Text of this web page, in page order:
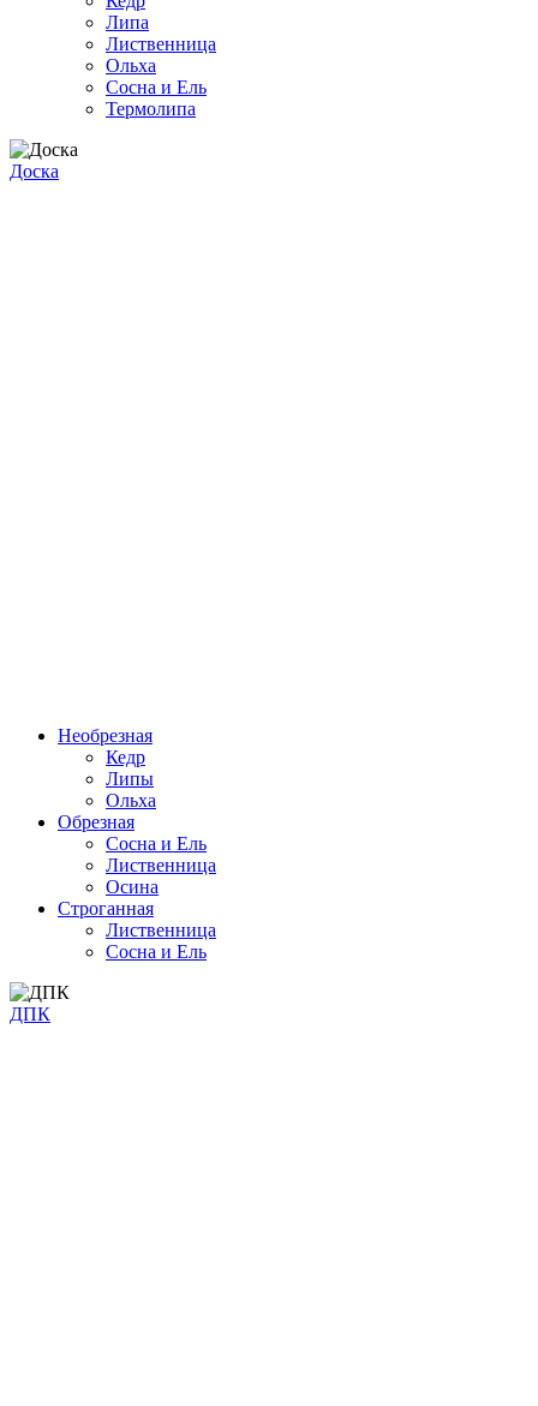
Липа
Лиственница
Ольха
Сосна и Ель
Термолипа
Доска
Необрезная
Кедр
Липы
Ольха
Обрезная
Cосна и Ель
Лиственница
Осина
Строганная
Лиственница
Сосна и Ель
ДПК